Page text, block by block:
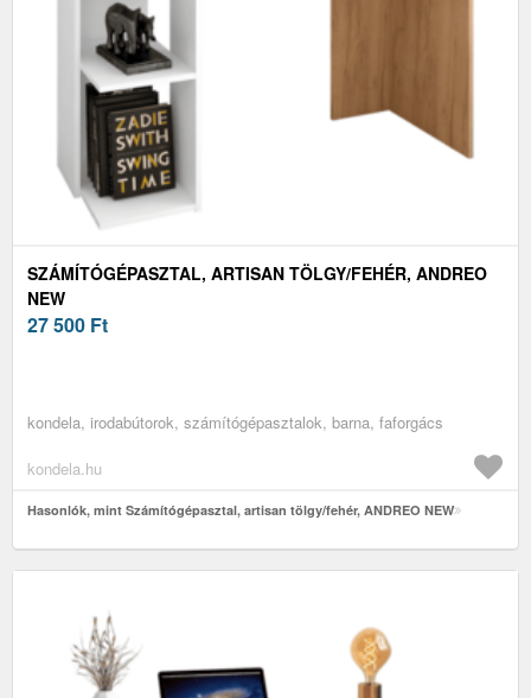
SZÁMÍTÓGÉPASZTAL, ARTISAN TÖLGY/FEHÉR, ANDREO
NEW
27 500 Ft
kondela, irodabútorok, számítógépasztalok, barna, faforgács
kondela.hu
Hasonlók, mint Számítógépasztal, artisan tölgy/fehér, ANDREO NEW